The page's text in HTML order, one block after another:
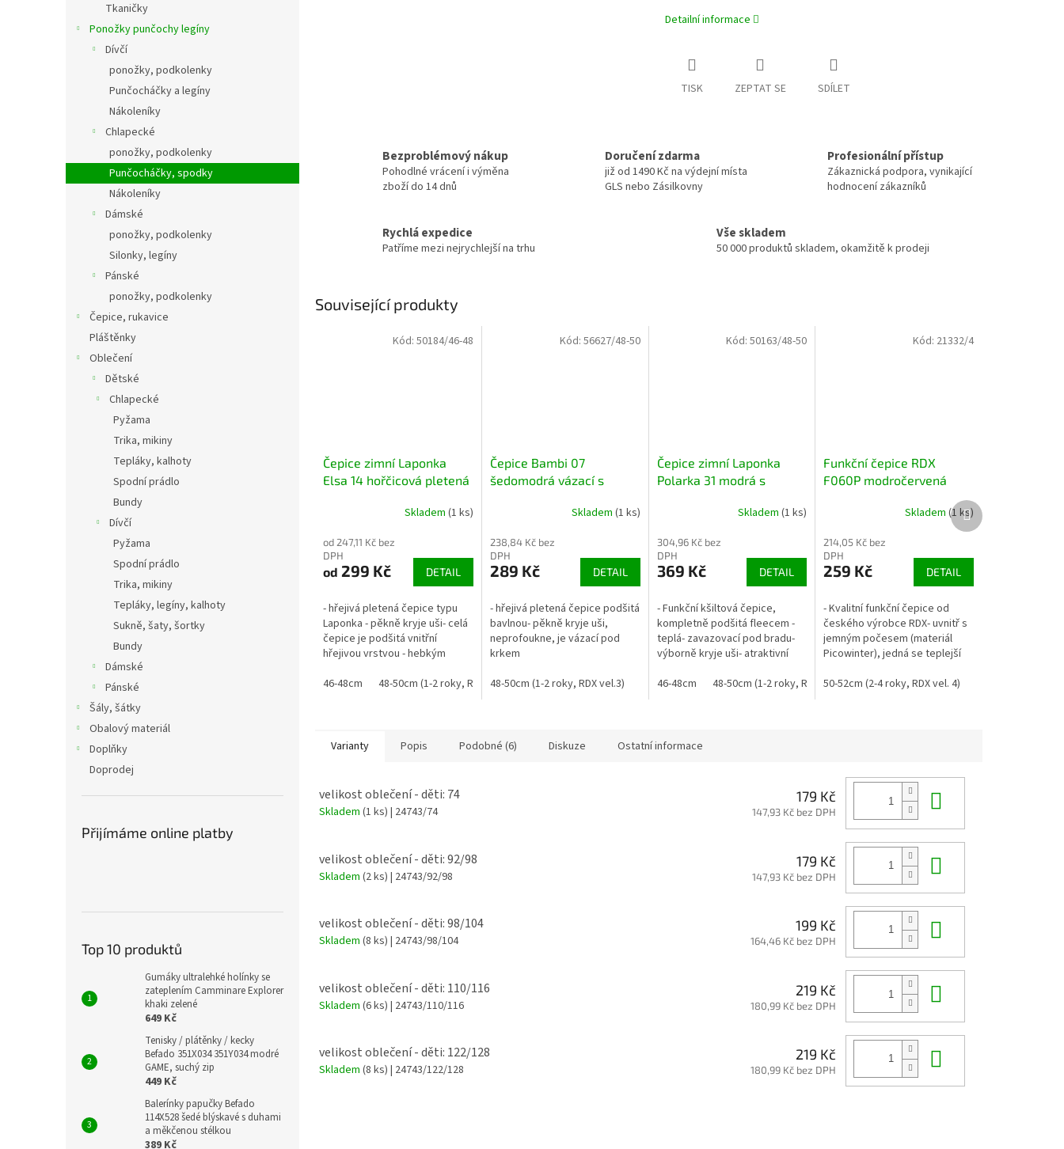
Tkaničky
Ponožky punčochy legíny
Dívčí
ponožky, podkolenky
Punčocháčky a legíny
Nákoleníky
Chlapecké
ponožky, podkolenky
Punčocháčky, spodky
Nákoleníky
Dámské
ponožky, podkolenky
Silonky, legíny
Pánské
ponožky, podkolenky
Čepice, rukavice
Pláštěnky
Oblečení
Dětské
Chlapecké
Pyžama
Trika, mikiny
Tepláky, kalhoty
Spodní prádlo
Bundy
Dívčí
Pyžama
Spodní prádlo
Trika, mikiny
Tepláky, legíny, kalhoty
Sukně, šaty, šortky
Bundy
Dámské
Pánské
Šály, šátky
Obalový materiál
Doplňky
Doprodej
Přijímáme online platby
Top 10 produktů
Gumáky ultralehké holínky se
zateplením Camminare Explorer
khaki zelené
649 Kč
Tenisky / plátěnky / kecky
Befado 351X034 351Y034 modré
GAME, suchý zip
449 Kč
Balerínky papučky Befado
114X528 šedé blýskavé s duhami
a měkčenou stélkou
389 Kč
Detailní informace
TISK ZEPTAT SE SDÍLET
Bezproblémový nákup
Pohodlné vrácení i výměna
zboží do 14 dnů
Doručení zdarma
již od 1490 Kč na výdejní místa
GLS nebo Zásilkovny
Profesionální přístup
Zákaznická podpora, vynikající
hodnocení zákazníků
Rychlá expedice
Patříme mezi nejrychlejší na trhu
Vše skladem
50 000 produktů skladem, okamžitě k prodeji
Související produkty
Čepice zimní Laponka
Elsa 14 hořčicová pletená
zavazovací tepláSkladem (1 ks)
od 247,11 Kč bez
DPH
od 299 Kč DETAIL
- hřejivá pletená čepice typu
Laponka - pěkně kryje uši- celá
čepice je podšitá vnitřní
hřejivou vrstvou - hebkým
46-48cm
48-50cm (1-2 roky, RDX vel.3)
Kód: 50184/46-48
Čepice Bambi 07
šedomodrá vázací s
Skladem (1 ks)
238,84 Kč bez
DPH
289 Kč DETAIL
- hřejivá pletená čepice podšitá
bavlnou- pěkně kryje uši,
neprofoukne, je vázací pod
krkem
48-50cm (1-2 roky, RDX vel.3)
Kód: 56627/48-50
Čepice zimní Laponka
Polarka 31 modrá s
Skladem(1 ks)
304,96 Kč bez
DPH
369 Kč DETAIL
- Funkční kšiltová čepice,
kompletně podšitá fleecem -
teplá- zavazovací pod bradu-
výborně kryje uši- atraktivní
46-48cm
48-50cm (1-2 roky, RDX vel.3) 54-56cm (7-14 let, RDX vel. 6)
Kód:50163/48-50
Funkční čepice RDX
F060P modročervená
Skladem (1 ks)
214,05 Kč bez
DPH
259 Kč DETAIL
- Kvalitní funkční čepice od
českého výrobce RDX- uvnitř s
jemným počesem (materiál
Picowinter), jedná se teplejší
čepice je vhodná na zimu
50-52cm (2-4 roky, RDX vel. 4)
Kód: 21332/4
Další
produkt
Varianty Popis Podobné (6) Diskuze Ostatní informace
velikost oblečení - děti: 74
Skladem (1 ks) | 24743/74
179 Kč
147,93 Kč bez DPH
velikost oblečení - děti: 92/98
Skladem (2 ks) | 24743/92/98
179 Kč
147,93 Kč bez DPH
velikost oblečení - děti: 98/104
Skladem (8 ks) | 24743/98/104
199 Kč
164,46 Kč bez DPH
velikost oblečení - děti: 110/116
Skladem (6 ks) | 24743/110/116
219 Kč
180,99 Kč bez DPH
velikost oblečení - děti: 122/128
Skladem (8 ks) | 24743/122/128
219 Kč
180,99 Kč bez DPH